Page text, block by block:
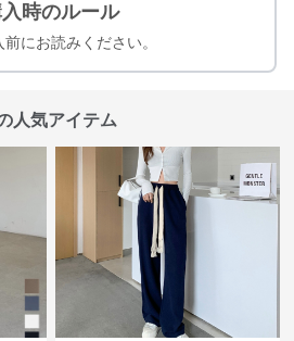
時のルール
にお読みください。
人気アイテム